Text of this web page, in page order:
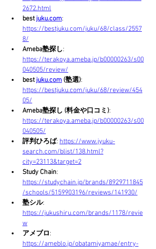
2672.html
best juku.com:
https://bestjuku.com/juku/68/class/2557
8/
Ameba塾探し:
https://terakoya.ameba.jp/b00000263/s00
040505/review/
best juku.com (塾選):
https://bestjuku.com/juku/68/review/454
05/
Ameba塾探し (料金や口コミ):
https://terakoya.ameba.jp/b00000263/s00
040505/
評判ひろば: https://www.jyuku-
search.com/blist/138.html?
city=23113&target=2
Study Chain:
https://studychain.jp/brands/8929711845
/schools/5159903196/reviews/141930/
塾シル:
https://jukushiru.com/brands/1178/revie
w
アメブロ:
https://ameblo.jp/obatamiyamae/entry-